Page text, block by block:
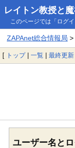
レイトン教授と
このページでは「ログ
ZAPAnet総合情報局 >
[ トップ| 一覧 | 最終更新
ユーザー名と